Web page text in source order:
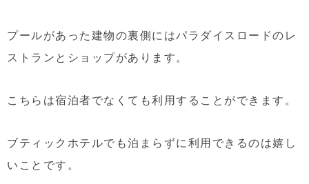
プールがあった建物の裏側にはパラダイスロードのレ
ストランとショップがあります。
こちらは宿泊者でなくても利用することができます。
ブティックホテルでも泊まらずに利用できるのは嬉し
いことです。